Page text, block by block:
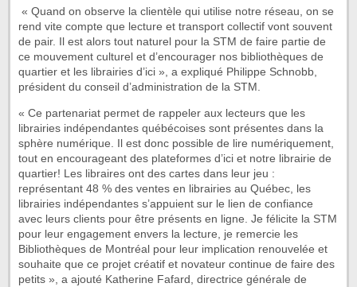
« Quand on observe la clientèle qui utilise notre réseau, on se
rend vite compte que lecture et transport collectif vont souvent
de pair. Il est alors tout naturel pour la STM de faire partie de
ce mouvement culturel et d’encourager nos bibliothèques de
quartier et les librairies d’ici », a expliqué Philippe Schnobb,
président du conseil d’administration de la STM.
« Ce partenariat permet de rappeler aux lecteurs que les
librairies indépendantes québécoises sont présentes dans la
sphère numérique. Il est donc possible de lire numériquement,
tout en encourageant des plateformes d’ici et notre librairie de
quartier! Les libraires ont des cartes dans leur jeu :
représentant 48 % des ventes en librairies au Québec, les
librairies indépendantes s’appuient sur le lien de confiance
avec leurs clients pour être présents en ligne. Je félicite la STM
pour leur engagement envers la lecture, je remercie les
Bibliothèques de Montréal pour leur implication renouvelée et
souhaite que ce projet créatif et novateur continue de faire des
petits », a ajouté Katherine Fafard, directrice générale de